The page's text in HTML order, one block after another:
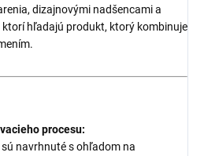
dizajnovými nadšencami a
ktorí hľadajú produkt, ktorý kombinuje
procesu:
navrhnuté s ohľadom na